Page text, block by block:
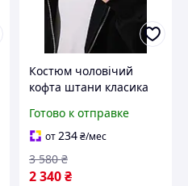
Костюм чоловічий
кофта штани класика
Готово к отправке
от234₴/мес
2 340₴
3 580 ₴